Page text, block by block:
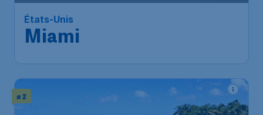
Bruxelles-National
Miami
Aéroport international
de Miami
# 2